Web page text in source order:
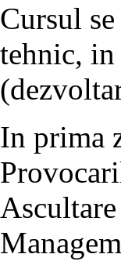
Cursul
tehnic, in
In prima